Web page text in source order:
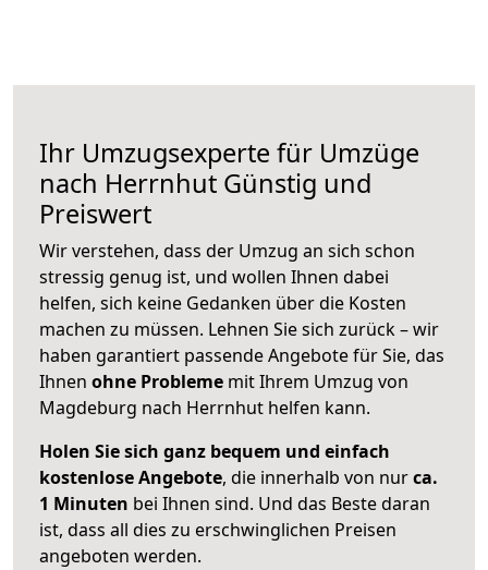
Ihr Umzugsexperte für Umzüge
nach Herrnhut Günstig und
Preiswert
Wir verstehen, dass der Umzug an sich schon
stressig genug ist, und wollen Ihnen dabei
helfen, sich keine Gedanken über die Kosten
machen zu müssen. Lehnen Sie sich zurück – wir
haben garantiert passende Angebote für Sie, das
Ihnen ohne Probleme mit Ihrem Umzug von
Magdeburg nach Herrnhut helfen kann.
Holen Sie sich ganz bequem und einfach
kostenlose Angebote, die innerhalb von nurca.
1 Minuten bei Ihnen sind. Und das Beste daran
ist, dass all dies zu erschwinglichen Preisen
angeboten werden.